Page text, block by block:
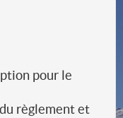
pour le
règlement et